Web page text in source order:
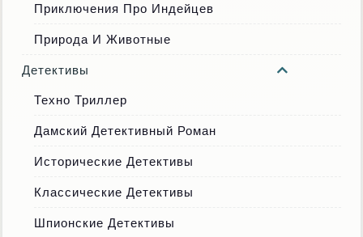
Приключения Про Индейцев
Природа И Животные
Детективы
Техно Триллер
Дамский Детективный Роман
Исторические Детективы
Классические Детективы
Шпионские Детективы